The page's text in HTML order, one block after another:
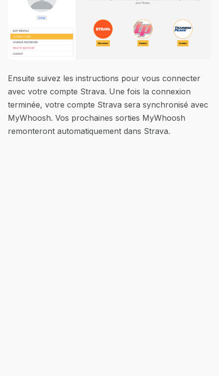
Ensuite suivez les instructions pour vous connecter
avec votre compte Strava. Une fois la connexion
terminée, votre compte Strava sera synchronisé avec
MyWhoosh. Vos prochaines sorties MyWhoosh
remonteront automatiquement dans Strava.